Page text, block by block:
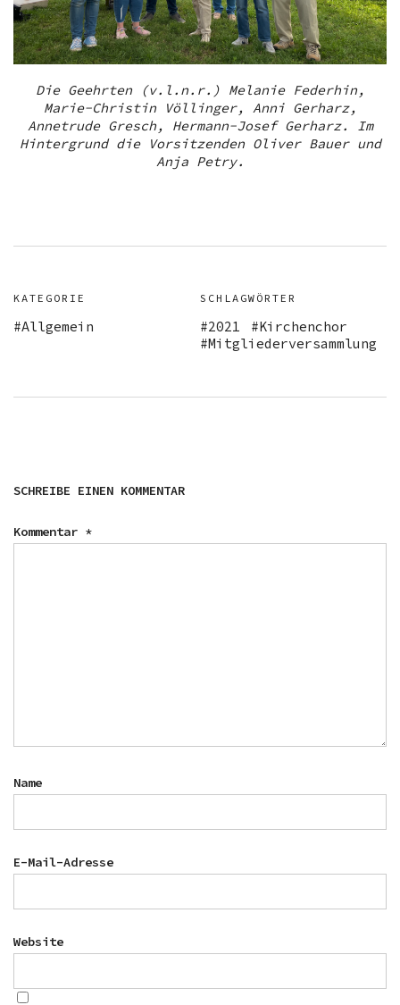
Die Geehrten (v.l.n.r.) Melanie Federhin,
Marie-Christin Völlinger, Anni Gerharz,
Annetrude Gresch, Hermann-Josef Gerharz. Im
Hintergrund die Vorsitzenden Oliver Bauer und
Anja Petry.
KATEGORIE
Allgemein
SCHLAGWÖRTER
2021
Kirchenchor
Mitgliederversammlung
SCHREIBE EINEN KOMMENTAR
Kommentar *
Name
E-Mail-Adresse
Website